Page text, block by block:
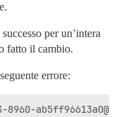
per un’intera
fatto il cambio.
errore: